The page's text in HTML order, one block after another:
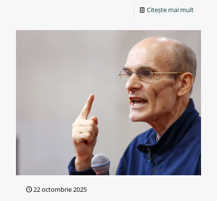
Citește mai mult
22 octombrie 2025